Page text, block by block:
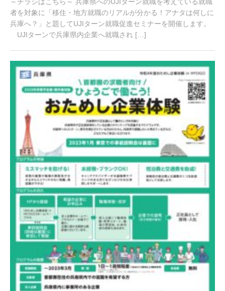
1
9
2
0
～チラシはこちら～ 兵庫県へのUJIターン就職を考えている就職
者を対象に「移住・地方就職のリアルが分かる！アナタは何しに
兵庫へ？」と題してUJIターン就職促進セミナーを開催します。
UJIターンで兵庫県内企業へ就職され […]